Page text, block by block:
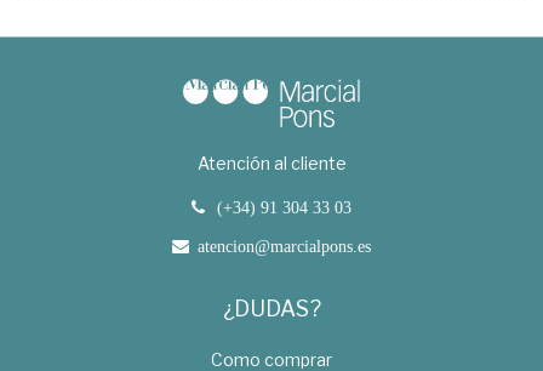
Atención al cliente
(+34) 91 304 33 03
atencion@marcialpons.es
¿DUDAS?
Como comprar